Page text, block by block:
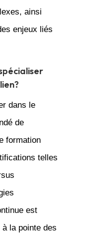
ainsi
enjeux liés
dans le
de
formation
telles
est
la pointe des